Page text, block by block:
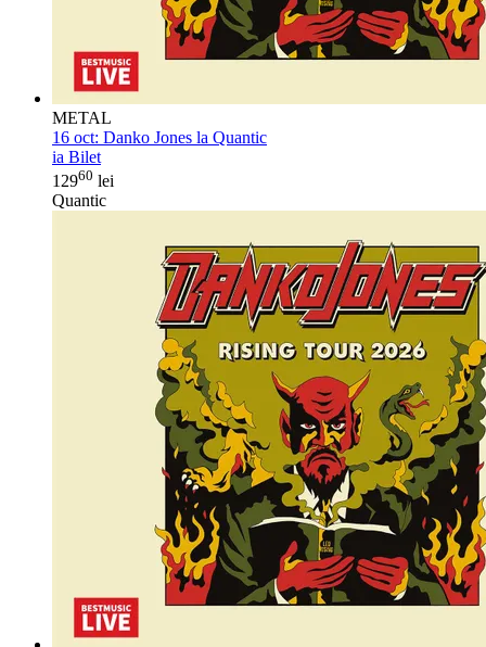
METAL
16 oct: Danko Jones la Quantic
ia Bilet
12960 lei
Quantic